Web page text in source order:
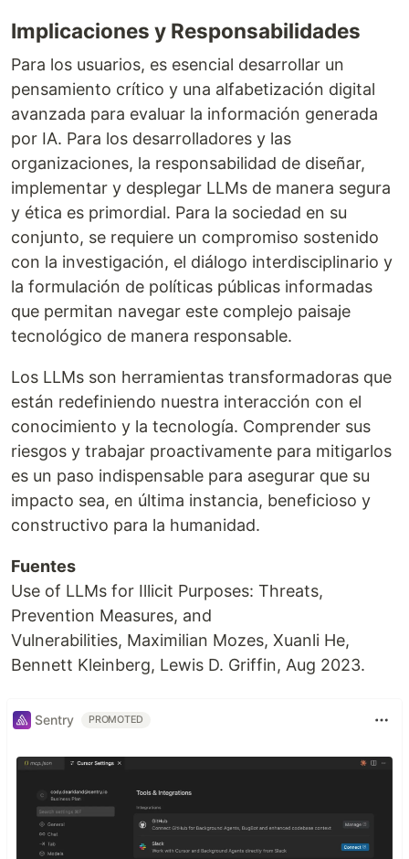
Implicaciones y Responsabilidades
Para los usuarios, es esencial desarrollar un
pensamiento crítico y una alfabetización digital
avanzada para evaluar la información generada
por IA. Para los desarrolladores y las
organizaciones, la responsabilidad de diseñar,
implementar y desplegar LLMs de manera segura
y ética es primordial. Para la sociedad en su
conjunto, se requiere un compromiso sostenido
con la investigación, el diálogo interdisciplinario y
la formulación de políticas públicas informadas
que permitan navegar este complejo paisaje
tecnológico de manera responsable.
Los LLMs son herramientas transformadoras que
están redefiniendo nuestra interacción con el
conocimiento y la tecnología. Comprender sus
riesgos y trabajar proactivamente para mitigarlos
es un paso indispensable para asegurar que su
impacto sea, en última instancia, beneficioso y
constructivo para la humanidad.
Fuentes
Use of LLMs for Illicit Purposes: Threats,
Prevention Measures, and
Vulnerabilities, Maximilian Mozes, Xuanli He,
Bennett Kleinberg, Lewis D. Griffin, Aug 2023.
Sentry PROMOTED